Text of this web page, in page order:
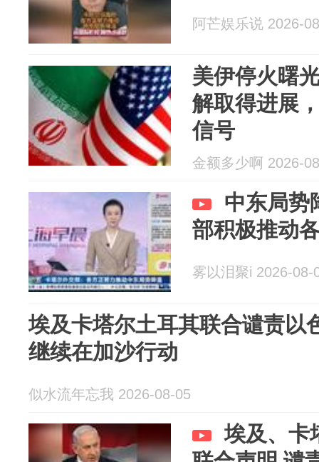
阿芒娱乐说 2026-
美伊停火曙
解取得进展
信号
金额多少啊 2026-
中东局势
部积极推动
雾以泪聚i 2026-08-
埃及卡塔尔土耳其联合谴责以
继续在加沙行动
似水流年忘我 2026-08-05
埃及、卡